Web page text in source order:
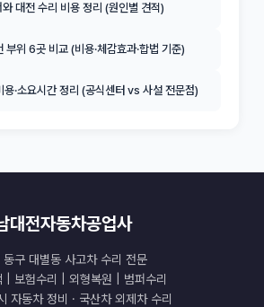
대전 수리 비용 정리 (원인별 견적)
부위 6곳 비교 (비용·체감효과·합법 기준)
·소요시간 정리 (공식센터 vs 사설 전문점)
대전자동차공업사
동구 대별동 사고차 수리 전문
| 보험수리 | 외형복원 | 범퍼수리
자동차 정비 · 국산차 외제차 수리